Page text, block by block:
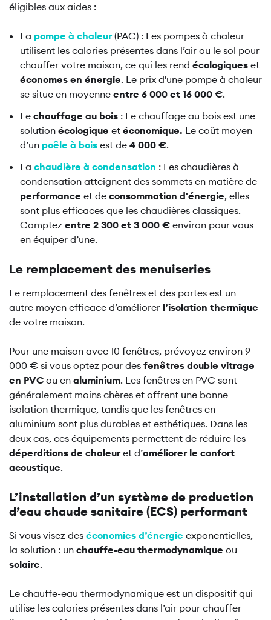
éligibles aux aides :
La pompe à chaleur(PAC) : Les pompes à chaleur
utilisent les calories présentes dans l’air ou le sol pour
chauffer votre maison, ce qui les rend écologiques et
économes en énergie. Le prix d'une pompe à chaleur
se situe en moyenne entre 6 000 et 16 000 €.
Le chauffage au bois : Le chauffage au bois est une
solution écologique et économique. Le coût moyen
d’un poêle à bois est de 4 000 €.
La chaudière à condensation : Les chaudières à
condensation atteignent des sommets en matière de
performance et de consommation d'énergie, elles
sont plus efficaces que les chaudières classiques.
Comptez entre 2 300 et 3 000 € environ pour vous
en équiper d’une.
Le remplacement des menuiseries
Le remplacement des fenêtres et des portes est un
autre moyen efficace d’améliorer l’isolation thermique
de votre maison.
Pour une maison avec 10 fenêtres, prévoyez environ 9
000 € si vous optez pour des fenêtres double vitrage
en PVC ou en aluminium. Les fenêtres en PVC sont
généralement moins chères et offrent une bonne
isolation thermique, tandis que les fenêtres en
aluminium sont plus durables et esthétiques. Dans les
deux cas, ces équipements permettent de réduire les
déperditions de chaleur et d’améliorer le confort
acoustique.
L’installation d’un système de production
d’eau chaude sanitaire (ECS) performant
Si vous visez des économies d’énergie exponentielles,
la solution : un chauffe-eau thermodynamique ou
solaire.
Le chauffe-eau thermodynamique est un dispositif qui
utilise les calories présentes dans l’air pour chauffer